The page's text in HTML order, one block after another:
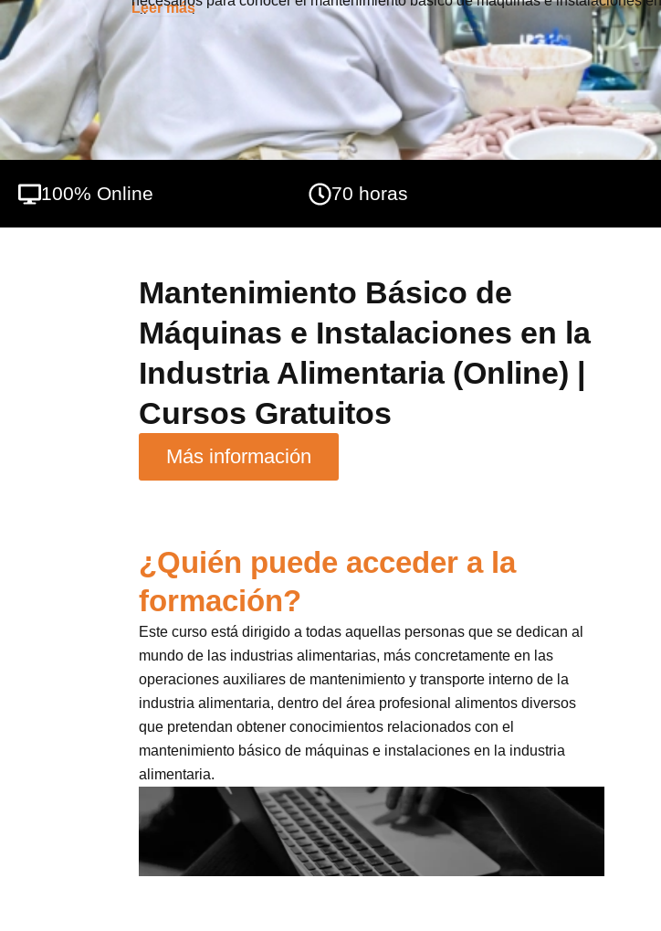
alimentaria.
Leer más
100% Online 70 horas
Mantenimiento Básico de
Máquinas e Instalaciones en la
Industria Alimentaria (Online) |
Cursos Gratuitos
Más información
¿Quién puede acceder a la
formación?
Este curso está dirigido a todas aquellas personas que se dedican al
mundo de las industrias alimentarias, más concretamente en las
operaciones auxiliares de mantenimiento y transporte interno de la
industria alimentaria, dentro del área profesional alimentos diversos
que pretendan obtener conocimientos relacionados con el
mantenimiento básico de máquinas e instalaciones en la industria
alimentaria.